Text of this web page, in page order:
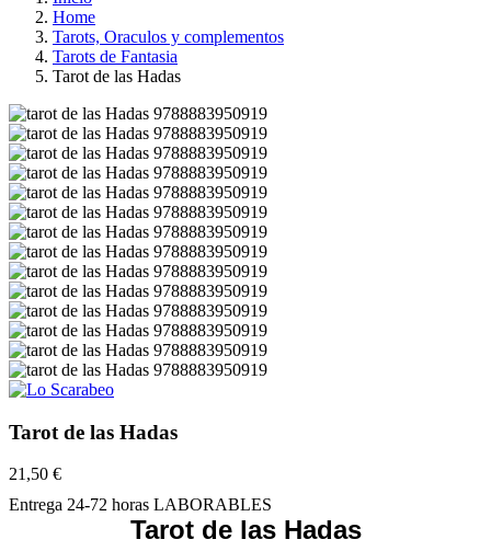
Home
Tarots, Oraculos y complementos
Tarots de Fantasia
Tarot de las Hadas
Tarot de las Hadas
21,50 €
Entrega 24-72 horas LABORABLES
Tarot de las Hadas